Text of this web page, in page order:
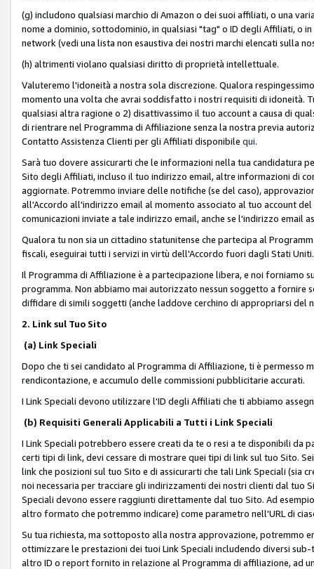
(g) includono qualsiasi marchio di Amazon o dei suoi affiliati, o una
nome a dominio, sottodominio, in qualsiasi "tag" o ID degli Affiliati, o
network (vedi una lista non esaustiva dei nostri marchi elencati sulla
(h) altrimenti violano qualsiasi diritto di proprietà intellettuale.
Valuteremo l'idoneità a nostra sola discrezione. Qualora
momento una volta che avrai soddisfatto i nostri requisiti di idoneità.
qualsiasi altra ragione o 2) disattivassimo il tuo account a causa di
di rientrare nel Programma di Affiliazione senza la nostra previa
Contatto Assistenza Clienti per gli Affiliati disponibile qui.
Sarà tuo dovere assicurarti che le informazioni nella tua candidatura
Sito degli Affiliati, incluso il tuo indirizzo email, altre informazioni di
aggiornate. Potremmo inviare delle notifiche (se del caso),
all'Accordo all'indirizzo email al momento associato al tuo account
comunicazioni inviate a tale indirizzo email, anche se l'indirizzo email
Qualora tu non sia un cittadino statunitense che partecipa al
fiscali, eseguirai tutti i servizi in virtù dell'Accordo fuori dagli Stati
Il Programma di Affiliazione è a partecipazione libera, e noi forniamo
programma. Non abbiamo mai autorizzato nessun soggetto a fornire
diffidare di simili soggetti (anche laddove cerchino di appropriarsi
2. Link sul Tuo Sito
(a) Link Speciali
Dopo che ti sei candidato al Programma di Affiliazione, ti è permesso
rendicontazione, e accumulo delle commissioni pubblicitarie accurati.
I Link Speciali devono utilizzare l'ID degli Affiliati che ti abbiamo
(b) Requisiti Generali Applicabili a Tutti i Link Speciali
I Link Speciali potrebbero essere creati da te o resi a te disponibili
certi tipi di link, devi cessare di mostrare quei tipi di link sul tuo Sito.
link che posizioni sul tuo Sito e di assicurarti che tali Link Speciali
noi necessaria per tracciare gli indirizzamenti dei nostri clienti dal tuo
Speciali devono essere raggiunti direttamente dal tuo Sito. Ad
altro formato che potremmo indicare) come parametro nell'URL di
Su tua richiesta, ma sottoposto alla nostra approvazione,
ottimizzare le prestazioni dei tuoi Link Speciali includendo diversi sub-
altro ID o report fornito in relazione al Programma di affiliazione, ad